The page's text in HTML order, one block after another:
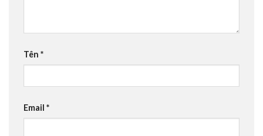
Tên *
Email *